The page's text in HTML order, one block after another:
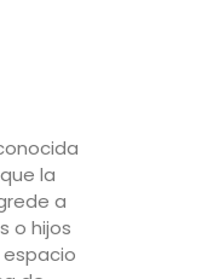
la
a
o hijos